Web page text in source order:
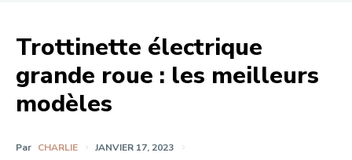
Trottinette électrique
grande roue : les meilleurs
modèles
Par CHARLIE JANVIER 17, 2023